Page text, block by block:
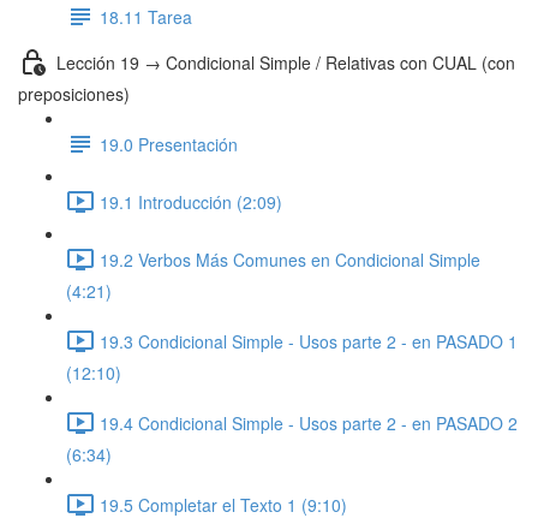
18.11 Tarea
Lección 19 → Condicional Simple / Relativas con CUAL (con
preposiciones)
19.0 Presentación
19.1 Introducción (2:09)
19.2 Verbos Más Comunes en Condicional Simple
(4:21)
19.3 Condicional Simple - Usos parte 2 - en PASADO 1
(12:10)
19.4 Condicional Simple - Usos parte 2 - en PASADO 2
(6:34)
19.5 Completar el Texto 1 (9:10)